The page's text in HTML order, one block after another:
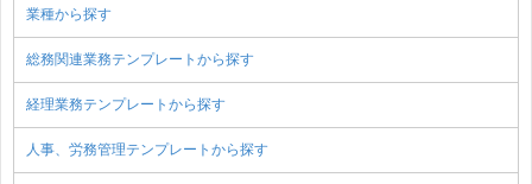
業種から探す
総務関連業務テンプレートから探す
経理業務テンプレートから探す
人事、労務管理テンプレートから探す